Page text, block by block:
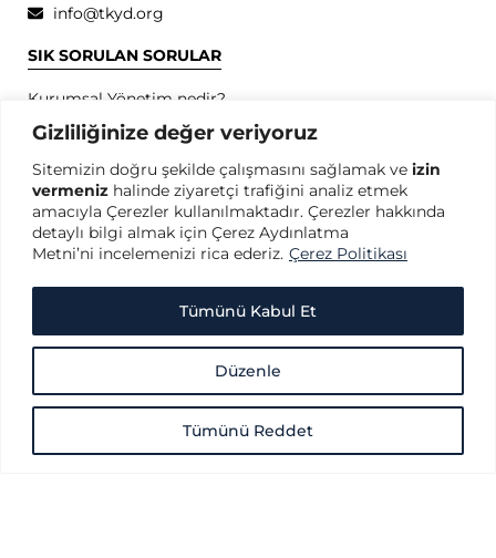
Gizliliğinize değer veriyoruz
Sitemizin doğru şekilde çalışmasını sağlamak ve izin
vermeniz halinde ziyaretçi trafiğini analiz etmek
amacıyla Çerezler kullanılmaktadır. Çerezler hakkında
detaylı bilgi almak için Çerez Aydınlatma
Metni’ni incelemenizi rica ederiz. Çerez Politikası
Düzenle
Tümünü Reddet
Tümünü Kabul Et
info@tkyd.org
SIK SORULAN SORULAR
Kurumsal Yönetim nedir?
Kurumsal Yönetim İlkeleri nedir?
Kurumsal Yönetim konusunda dünyada öncü kuruluşlar
hangileridir?
SPK Kurumsal Yönetim İlkeleri nedir?
OECD Kurumsal Yönetim İlkeleri nedir?
GİZLİLİK
Kullanım Koşulları
Kişisel Verilerin Korunması